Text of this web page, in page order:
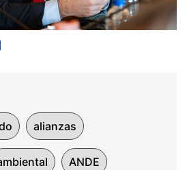
alianzas
ANDE